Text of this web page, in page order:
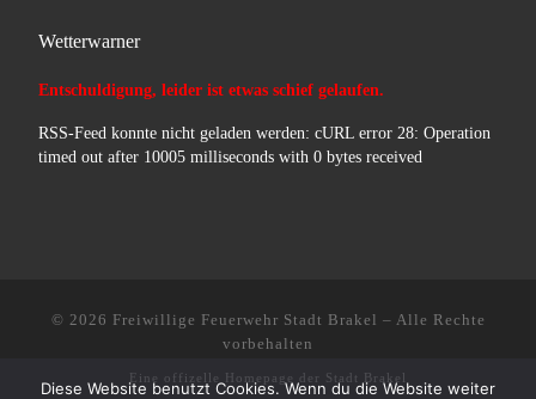
Wetterwarner
Entschuldigung, leider ist etwas schief gelaufen.
RSS-Feed konnte nicht geladen werden: cURL error 28: Operation
timed out after 10005 milliseconds with 0 bytes received
© 2026 Freiwillige Feuerwehr Stadt Brakel – Alle Rechte
vorbehalten
Eine offizelle Homepage der Stadt Brakel
Diese Website benutzt Cookies. Wenn du die Website weiter